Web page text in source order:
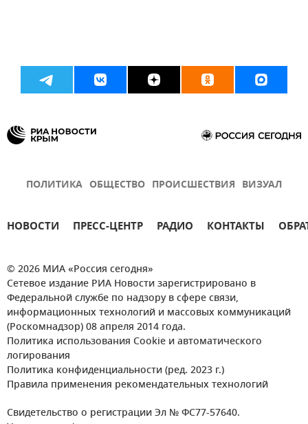
ПОЛИТИКА ОБЩЕСТВО ПРОИСШЕСТВИЯ ВИЗУАЛ
НОВОСТИ ПРЕСС-ЦЕНТР РАДИО КОНТАКТЫ
© 2026 МИА «Россия сегодня»
Сетевое издание РИА Новости зарегистрировано в
Федеральной службе по надзору в сфере связи,
информационных технологий и массовых коммуникаций
(Роскомнадзор) 08 апреля 2014 года.
Политика использования Cookie и автоматического
логирования
Политика конфиденциальности (ред. 2023 г.)
Правила применения рекомендательных технологий
Свидетельство о регистрации Эл № ФС77-57640.